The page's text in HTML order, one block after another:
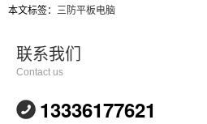
本文标签： 三防平板电脑
联系我们
Contact us
13336177621